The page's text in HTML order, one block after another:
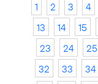
1 2 3 4
13
14 15
23
24 25
32
33 34